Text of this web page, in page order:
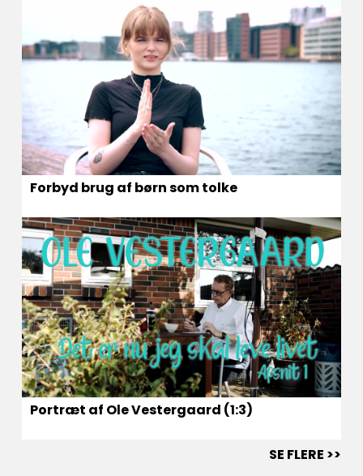
Forbyd brug af børn som tolke
Portræt af Ole Vestergaard (1:3)
SE FLERE >>